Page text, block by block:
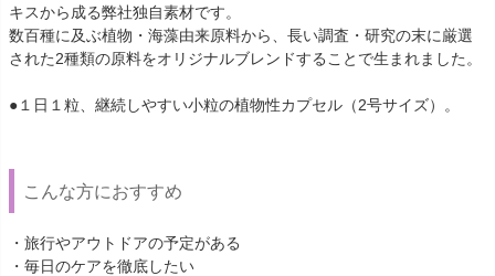
キスから成る弊社独自素材です。
数百種に及ぶ植物・海藻由来原料から、長い調査・研究の末に厳選
された2種類の原料をオリジナルブレンドすることで生まれました。
●１日１粒、継続しやすい小粒の植物性カプセル（2号サイズ）。
こんな方におすすめ
・旅行やアウトドアの予定がある
・毎日のケアを徹底したい